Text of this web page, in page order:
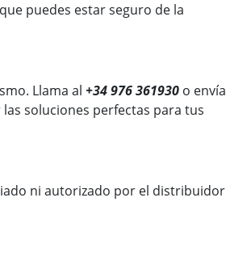
puedes estar seguro de la
Llama al +34 976 361930 o envía
soluciones perfectas para tus
ni autorizado por el distribuidor